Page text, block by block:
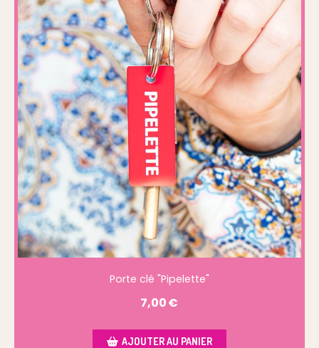
Porte clé "Pipelette"
7,00€
AJOUTER AU PANIER